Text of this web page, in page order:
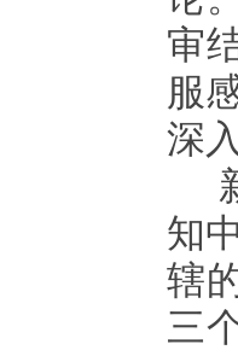
审
服
深
知
辖
三